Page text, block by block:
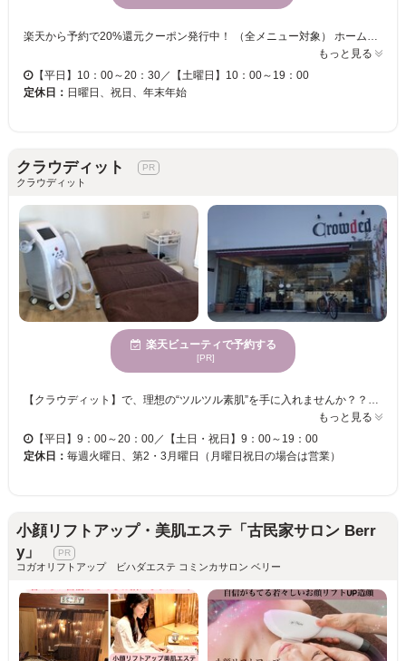
楽天から予約で20%還元クーポン発行中！ （全メニュー対象） ホームページからは、最大40%クーポン発行中 当サロンは医療提携プライベートサロンです。 大型店が苦手な方、周りを気にせず静かにサロンタイムを過ごしたい方、大歓迎♪メニューはダイエットメニューは筋膜リリースが人気♪ フェイシャルは小顔矯正 リンパアロマボディ、骨盤矯正など多彩な種類をご用意♪ 3か月で−5キロ〜10キロ減量されたお客様も多数いらっしゃいます。 二人三脚であなたに寄り添ってアドバイスさせて頂きます。 理想の体や、お肌を手に入れたい方お任せ下さい！ 最新の痩身機器と骨盤矯正の技術と効果はお客様からのお墨付き！ （楽天ビューティーではご予約出来ないメニューなどもございますのでご予約はお電話でお願い致します07 06405 8707にご連絡下さい） 小顔もお任せ下さい★ フェイシャルも【4D&5D＋小顔矯正】とスキンケアでマイナス10歳若返り肌も夢じゃない！ 輪郭は変わります！ どんな些細なお悩みもお気軽にご相談下さい。皆様のご来店を心よりお待ちしています！
もっと見る
【平日】10：00～20：30／【土曜日】10：00～19：00
定休日： 日曜日、祝日、年末年始
クラウディット
クラウディット
楽天ビューティで予約する
[PR]
【クラウディット】で、理想の“ツルツル素肌”を手に入れませんか？？？経験豊富なエステティシャンがしっかりとカウンセリングを行い、丁寧にマンツーマンで施術いたします。脱毛なら、ぜひ当サロンにお任せください。店内は、落ち着いた雰囲気のアットホームな空間となっています。リラックスしてサロンタイムをお過ごしくださいませ。 メニューは＜腕＞や＜足＞などの部分脱毛はもちろんですが、＜全身脱毛＞メニューもご用意◎また男性の方に向けた脱毛メニューもあるので、青髭に悩んでいる方や毎日の髭剃りを憂鬱に感じている男性には是非オススメです★メニューや施術に関するご質問・ご相談もお気軽にどうぞ！ 皆様をスタッフ一同、笑顔でお出迎え♪お会いできることを楽しみにしています！！
もっと見る
【平日】9：00～20：00／【土日・祝日】9：00～19：00
定休日： 毎週火曜日、第2・3月曜日（月曜日祝日の場合は営業）
小顔リフトアップ・美肌エステ「古民家サロン Berr
y」
コガオリフトアップ ビハダエステ コミンカサロン ベリー